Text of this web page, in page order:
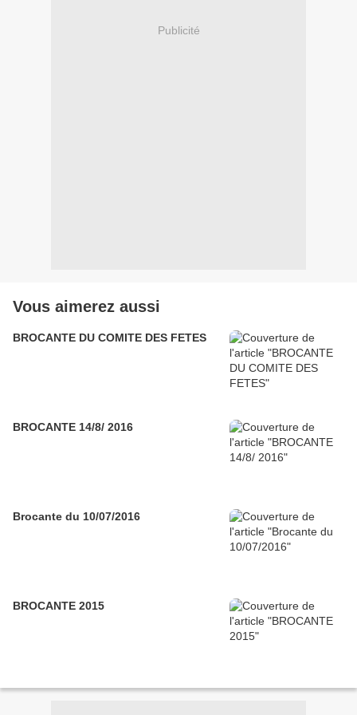
Publicité
Vous aimerez aussi
BROCANTE DU COMITE DES FETES
BROCANTE 14/8/ 2016
Brocante du 10/07/2016
BROCANTE 2015